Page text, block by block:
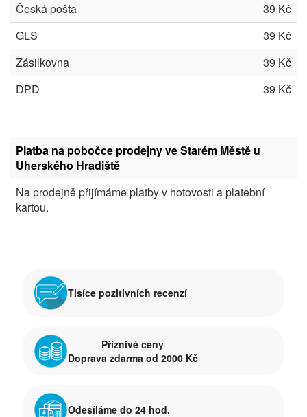
Česká pošta
39 Kč
GLS
39 Kč
Zásilkovna
39 Kč
DPD
39 Kč
Platba na pobočce prodejny ve Starém Městě u
Uherského Hradiště
Na prodejně přijímáme platby v hotovosti a platební
kartou.
Tisíce pozitivních recenzí
Příznivé ceny
Doprava zdarma od 2000 Kč
Odesíláme do 24 hod.